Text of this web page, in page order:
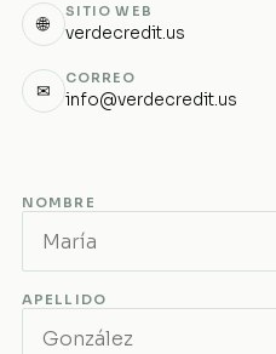
🌐
SITIO WEB
verdecredit.us
✉
CORREO
info@verdecredit.us
NOMBRE
APELLIDO